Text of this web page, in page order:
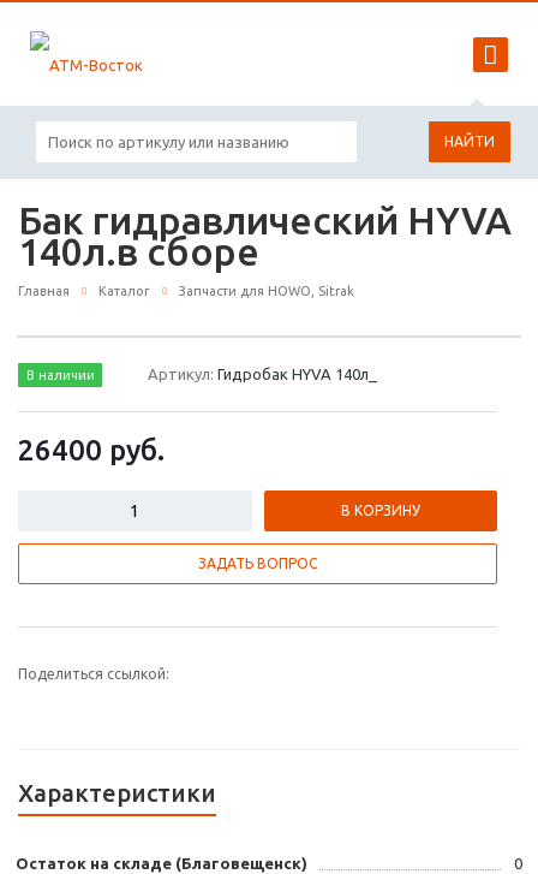
НАЙТИ
Бак гидравлический HYVA
140л.в сборе
Главная Каталог Запчасти для HOWO, Sitrak
В наличии Артикул:Гидробак HYVA 140л_
26400 руб.
В КОРЗИНУ
ЗАДАТЬ ВОПРОС
Поделиться ссылкой:
Характеристики
Остаток на складе (Благовещенск) 0